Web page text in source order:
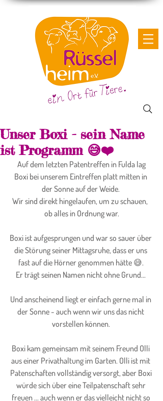
Unser Boxi - sein Name
ist Programm 😅❤️
Boxi bei unserem Eintreffen platt mitten in
der Sonne auf der Weide.
Wir sind direkt hingelaufen, um zu schauen,
ob alles in Ordnung war.
Boxi ist aufgesprungen und war so sauer über
die Störung seiner Mittagsruhe, dass er uns
fast auf die Hörner genommen hätte 😅.
Er trägt seinen Namen nicht ohne Grund...
Und anscheinend liegt er einfach gerne mal in
der Sonne - auch wenn wir uns das nicht
vorstellen können.
Boxi kam gemeinsam mit seinem Freund Olli
aus einer Privathaltung im Garten. Olli ist mit
Patenschaften vollständig versorgt, aber Boxi
würde sich über eine Teilpatenschaft sehr
freuen ... auch wenn er das vielleicht nicht so